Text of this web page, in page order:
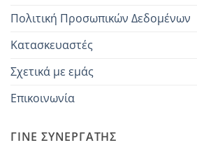
Πολιτική Προσωπικών Δεδομένων
Κατασκευαστές
Σχετικά με εμάς
Επικοινωνία
ΓΊΝΕ ΣΥΝΕΡΓΆΤΗΣ